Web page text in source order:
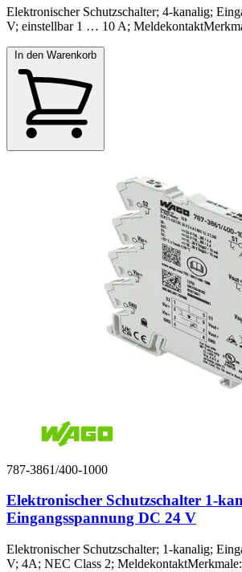
Elektronischer Schutzschalter; 4-kanalig;
V; einstellbar 1 … 10 A;
In den Warenkorb
787-3861/400-1000
Elektronischer Schutzschalter 1-
Eingangsspannung DC 24 V
Elektronischer Schutzschalter; 1-kanalig;
V; 4A; NEC Class 2;